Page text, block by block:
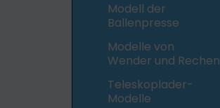
Modell der
Ballenpresse
Modelle von
Wender und Rechen
Teleskoplader-
Modelle